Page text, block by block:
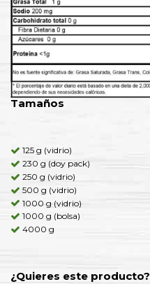
Tamaños
125 g (vidrio)
230 g (doy pack)
250 g (vidrio)
500 g (vidrio)
1000 g (vidrio)
1000 g (bolsa)
4000 g
¿Quieres este producto?